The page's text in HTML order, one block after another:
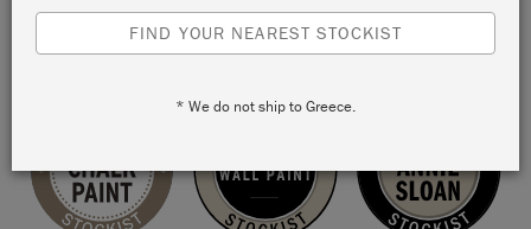
VIEW MAP STOCKIST INFO
FIND YOUR NEAREST STOCKIST
* We do not ship to Greece.